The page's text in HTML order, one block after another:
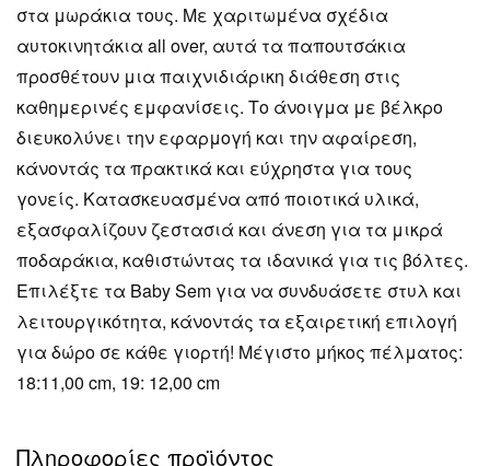
στα μωράκια τους. Με χαριτωμένα σχέδια
αυτοκινητάκια all over, αυτά τα παπουτσάκια
προσθέτουν μια παιχνιδιάρικη διάθεση στις
καθημερινές εμφανίσεις. Το άνοιγμα με βέλκρο
διευκολύνει την εφαρμογή και την αφαίρεση,
κάνοντάς τα πρακτικά και εύχρηστα για τους
γονείς. Κατασκευασμένα από ποιοτικά υλικά,
εξασφαλίζουν ζεστασιά και άνεση για τα μικρά
ποδαράκια, καθιστώντας τα ιδανικά για τις βόλτες.
Επιλέξτε τα Baby Sem για να συνδυάσετε στυλ και
λειτουργικότητα, κάνοντάς τα εξαιρετική επιλογή
για δώρο σε κάθε γιορτή! Μέγιστο μήκος πέλματος:
18:11,00 cm, 19: 12,00 cm
Πληροφορίες προϊόντος